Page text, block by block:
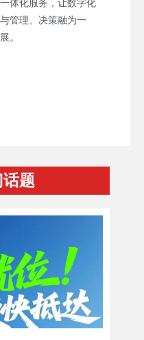
体化服务，让数字化
管理、决策融为一
。
题